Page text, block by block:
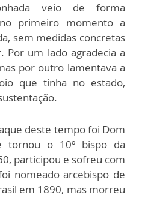
veio de forma
primeiro momento a
sem medidas concretas
Por um lado agradecia a
por outro lamentava a
que tinha no estado,
deste tempo foi Dom
tornou o 10º bispo da
participou e sofreu com
nomeado arcebispo de
em 1890, mas morreu